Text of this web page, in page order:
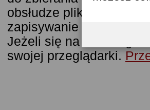
obsłudze plików
zapisywanie ich w
Jeżeli się na to nie
swojej przeglądarki.